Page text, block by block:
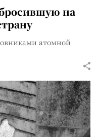
на
атомной